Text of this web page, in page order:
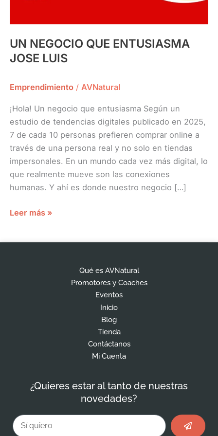
UN NEGOCIO QUE ENTUSIASMA
JOSE LUIS
Emprendimiento / AVNatural
¡Hola! Un negocio que entusiasma Según un
estudio de tendencias digitales publicado en 2025,
7 de cada 10 personas prefieren comprar online a
través de una persona real y no solo en tiendas
impersonales. En un mundo cada vez más digital, lo
que realmente mueve son las conexiones
humanas. Y ahí es donde nuestro negocio […]
Leer más »
Qué es AVNatural
Promotores y Coaches
Eventos
Inicio
Blog
Tienda
Contáctanos
Mi Cuenta
¿Quieres estar al tanto de nuestras
novedades?
Email Enviar